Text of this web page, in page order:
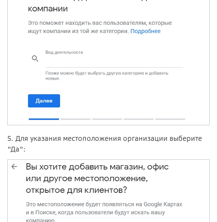
5. Для указания местоположения организации выберите
"Да":